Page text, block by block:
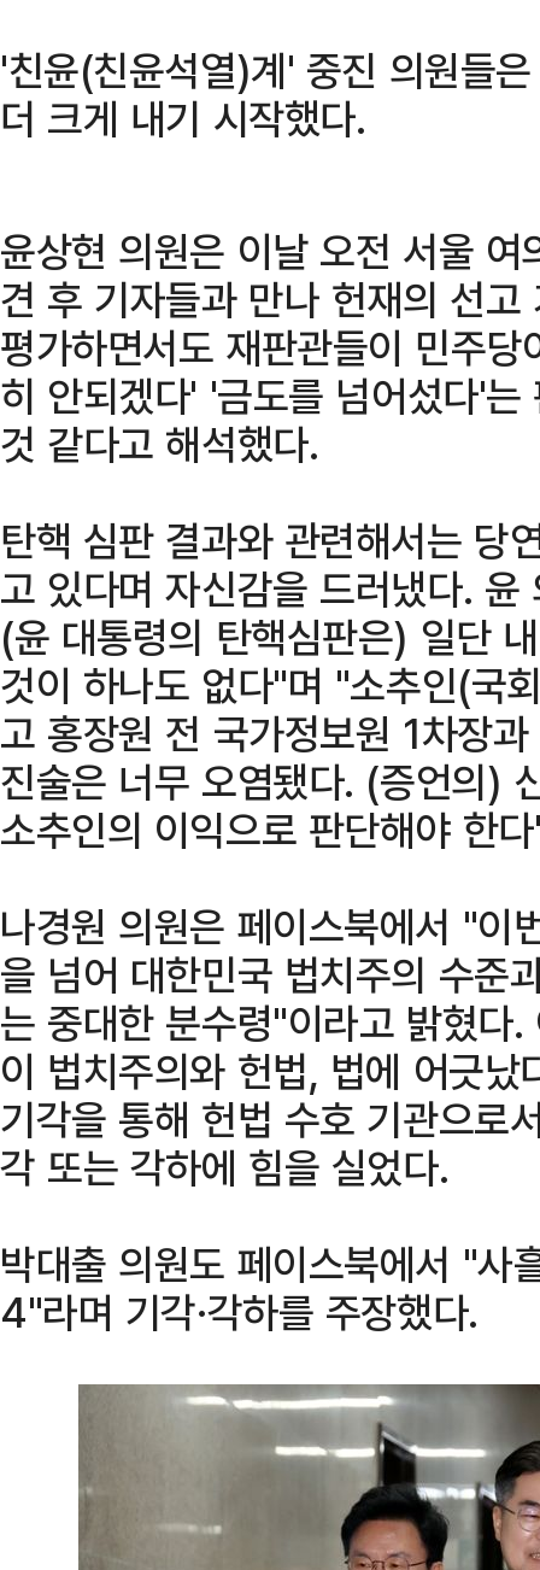
'친윤(친윤석열)계' 중진 의원들
더 크게 내기 시작했다.
윤상현 의원은 이날 오전 서울
견 후 기자들과 만나 헌재의 선
평가하면서도 재판관들이 민주
히 안되겠다' '금도를 넘어섰다'
것 같다고 해석했다.
탄핵 심판 결과와 관련해서는 당
고 있다며 자신감을 드러냈다.
(윤 대통령의 탄핵심판은) 일단
것이 하나도 없다"며 "소추인(국
고 홍장원 전 국가정보원 1차장
진술은 너무 오염됐다. (증언의)
소추인의 이익으로 판단해야 한
나경원 의원은 페이스북에서 "이
을 넘어 대한민국 법치주의 수준
는 중대한 분수령"이라고 밝혔다
이 법치주의와 헌법, 법에 어긋
기각을 통해 헌법 수호 기관으로
각 또는 각하에 힘을 실었다.
박대출 의원도 페이스북에서 "
4"라며 기각·각하를 주장했다.